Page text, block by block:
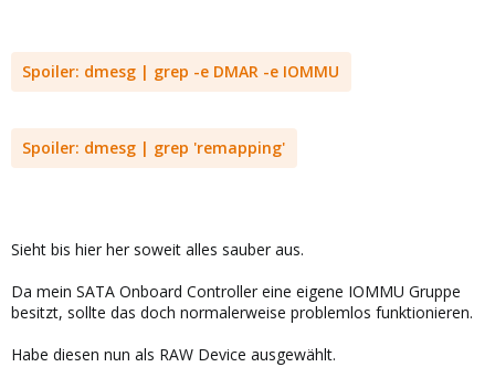
Spoiler: dmesg | grep -e DMAR -e IOMMU
Spoiler: dmesg | grep 'remapping'
Sieht bis hier her soweit alles sauber aus.
Da mein SATA Onboard Controller eine eigene IOMMU Gruppe
besitzt, sollte das doch normalerweise problemlos funktionieren.
Habe diesen nun als RAW Device ausgewählt.